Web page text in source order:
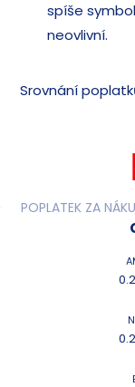
spíše
neovlivní.
Srovnání
POPLATEK ZA